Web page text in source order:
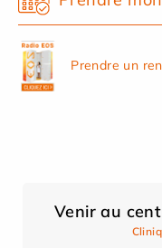
Prendre un
Venir au